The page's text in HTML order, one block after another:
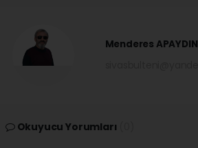
Menderes APAYDIN
Okuyucu Yorumları